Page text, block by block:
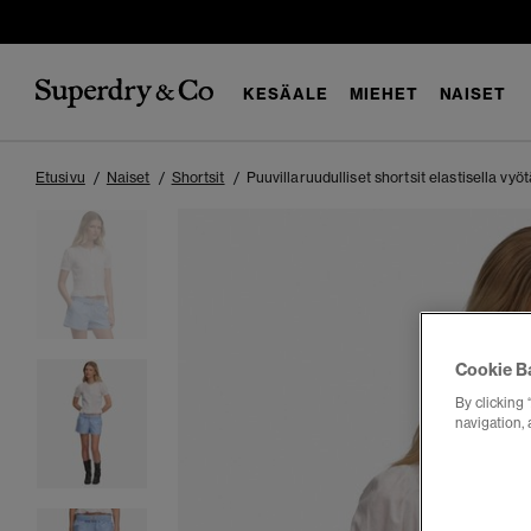
KESÄALE MIEHET NAISET
Etusivu Naiset Shortsit Puuvillaruudulliset shortsit elastisella
Cookie
By clicking
navigation,